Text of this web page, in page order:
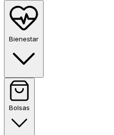
Bienestar
Bolsas